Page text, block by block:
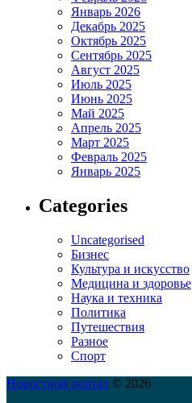
Январь 2026
Декабрь 2025
Октябрь 2025
Сентябрь 2025
Август 2025
Июль 2025
Июнь 2025
Май 2025
Апрель 2025
Март 2025
Февраль 2025
Январь 2025
Categories
Uncategorised
Бизнес
Культура и искусство
Медицина и здоровье
Наука и техника
Политика
Путешествия
Разное
Спорт
Новостной портал © 2026